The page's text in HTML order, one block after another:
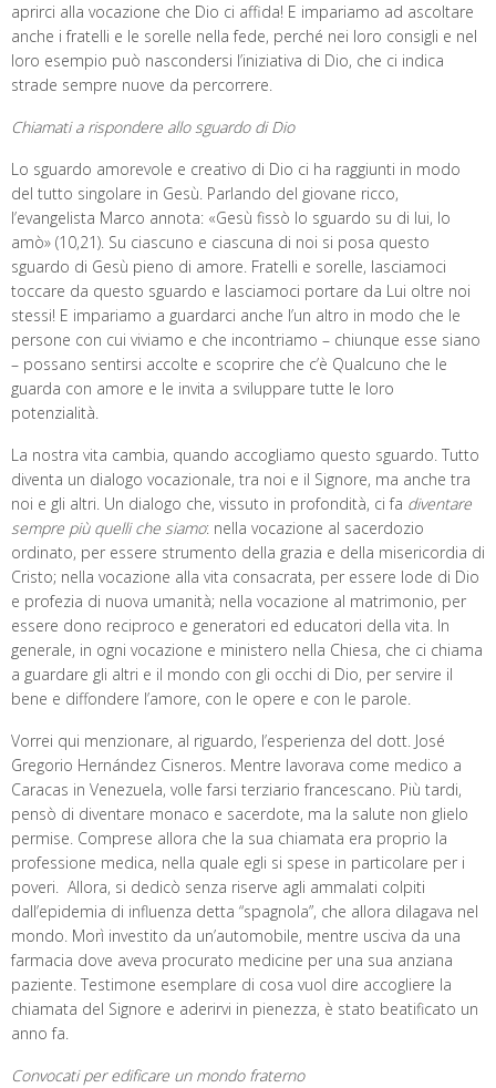
aprirci alla vocazione che Dio ci affida! E impariamo ad ascoltare
anche i fratelli e le sorelle nella fede, perché nei loro consigli e nel
loro esempio può nascondersi l’iniziativa di Dio, che ci indica
strade sempre nuove da percorrere.
Chiamati a rispondere allo sguardo di Dio
Lo sguardo amorevole e creativo di Dio ci ha raggiunti in modo
del tutto singolare in Gesù. Parlando del giovane ricco,
l’evangelista Marco annota: «Gesù fissò lo sguardo su di lui, lo
amò» (10,21). Su ciascuno e ciascuna di noi si posa questo
sguardo di Gesù pieno di amore. Fratelli e sorelle, lasciamoci
toccare da questo sguardo e lasciamoci portare da Lui oltre noi
stessi! E impariamo a guardarci anche l’un altro in modo che le
persone con cui viviamo e che incontriamo – chiunque esse siano
– possano sentirsi accolte e scoprire che c’è Qualcuno che le
guarda con amore e le invita a sviluppare tutte le loro
potenzialità.
La nostra vita cambia, quando accogliamo questo sguardo. Tutto
diventa un dialogo vocazionale, tra noi e il Signore, ma anche tra
noi e gli altri. Un dialogo che, vissuto in profondità, ci fa diventare
sempre più quelli che siamo: nella vocazione al sacerdozio
ordinato, per essere strumento della grazia e della misericordia di
Cristo; nella vocazione alla vita consacrata, per essere lode di Dio
e profezia di nuova umanità; nella vocazione al matrimonio, per
essere dono reciproco e generatori ed educatori della vita. In
generale, in ogni vocazione e ministero nella Chiesa, che ci chiama
a guardare gli altri e il mondo con gli occhi di Dio, per servire il
bene e diffondere l’amore, con le opere e con le parole.
Vorrei qui menzionare, al riguardo, l’esperienza del dott. José
Gregorio Hernández Cisneros. Mentre lavorava come medico a
Caracas in Venezuela, volle farsi terziario francescano. Più tardi,
pensò di diventare monaco e sacerdote, ma la salute non glielo
permise. Comprese allora che la sua chiamata era proprio la
professione medica, nella quale egli si spese in particolare per i
poveri. Allora, si dedicò senza riserve agli ammalati colpiti
dall’epidemia di influenza detta “spagnola”, che allora dilagava nel
mondo. Morì investito da un’automobile, mentre usciva da una
farmacia dove aveva procurato medicine per una sua anziana
paziente. Testimone esemplare di cosa vuol dire accogliere la
chiamata del Signore e aderirvi in pienezza, è stato beatificato un
anno fa.
Convocati per edificare un mondo fraterno